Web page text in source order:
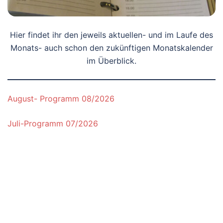
Hier findet ihr den jeweils aktuellen- und im Laufe des
Monats- auch schon den zukünftigen Monatskalender
im Überblick.
August- Programm 08/2026
Juli-Programm 07/2026